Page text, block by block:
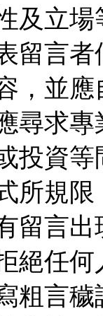
及立
留言
，並
尋求
投資
所規
留言
絕任
粗言